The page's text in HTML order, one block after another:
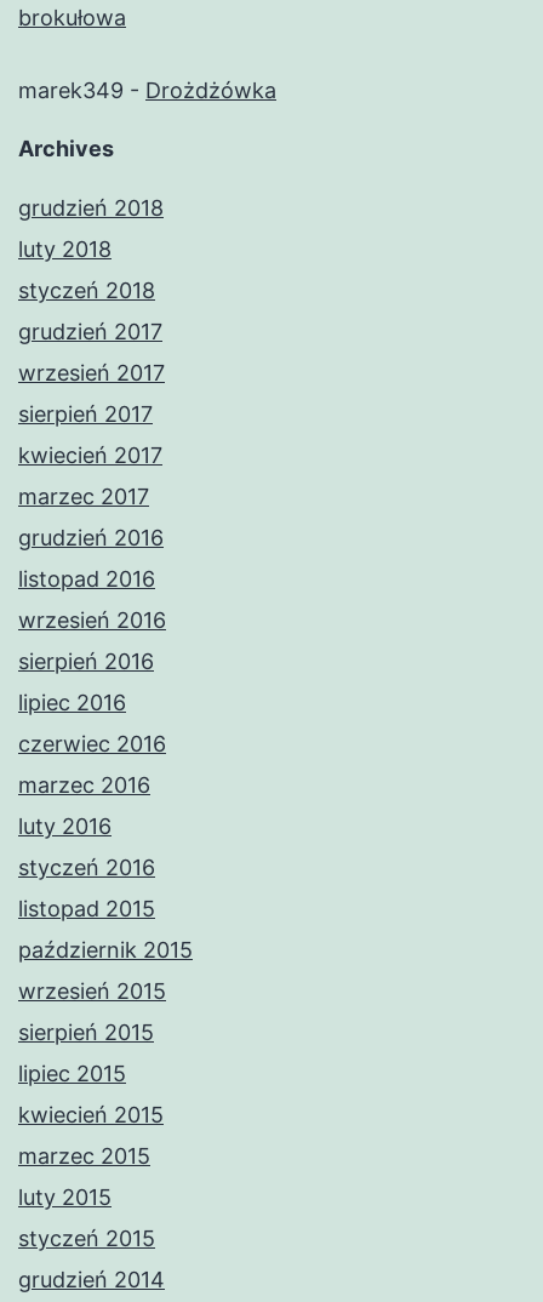
brokułowa
marek349 - Drożdżówka
Archives
grudzień 2018
luty 2018
styczeń 2018
grudzień 2017
wrzesień 2017
sierpień 2017
kwiecień 2017
marzec 2017
grudzień 2016
listopad 2016
wrzesień 2016
sierpień 2016
lipiec 2016
czerwiec 2016
marzec 2016
luty 2016
styczeń 2016
listopad 2015
październik 2015
wrzesień 2015
sierpień 2015
lipiec 2015
kwiecień 2015
marzec 2015
luty 2015
styczeń 2015
grudzień 2014